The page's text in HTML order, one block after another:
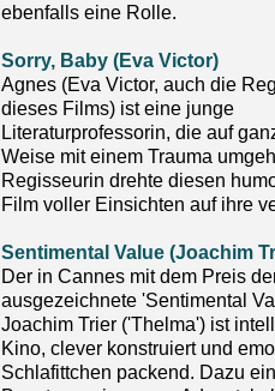
ebenfalls eine Rolle.
Sorry, Baby (Eva Victor)
Agnes (Eva Victor, auch die
dieses Films) ist eine junge
Literaturprofessorin, die auf
Weise mit einem Trauma
Regisseurin drehte diesen
Film voller Einsichten auf ihre
Sentimental Value (Joachim
Der in Cannes mit dem Preis
ausgezeichnete 'Sentimental
Joachim Trier ('Thelma') ist
Kino, clever konstruiert und
Schlafittchen packend. Dazu